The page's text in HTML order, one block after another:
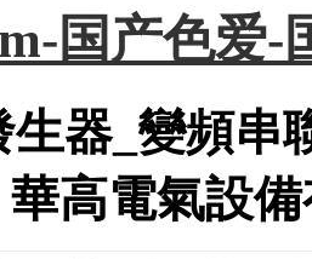
国产色爱-
器_變頻串
華高電氣設